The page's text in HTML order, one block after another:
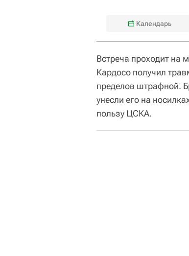
Календарь
Встреча проходит на
Кардосо получил
пределов штрафной.
унесли его на
пользу ЦСКА.